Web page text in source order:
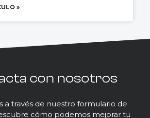
»
con nosotros
a través de nuestro formulario de
cómo podemos mejorar tu